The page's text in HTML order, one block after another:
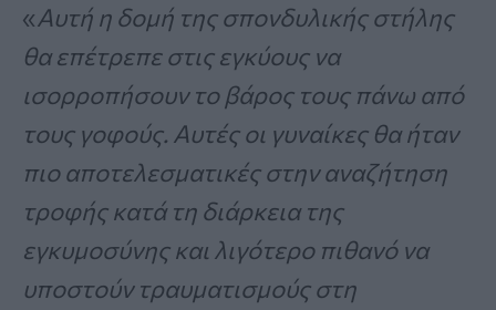
«Αυτή η δομή της σπονδυλικής στήλης
θα επέτρεπε στις εγκύους να
ισορροπήσουν το βάρος τους πάνω από
τους γοφούς. Αυτές οι γυναίκες θα ήταν
πιο αποτελεσματικές στην αναζήτηση
τροφής κατά τη διάρκεια της
εγκυμοσύνης και λιγότερο πιθανό να
υποστούν τραυματισμούς στη